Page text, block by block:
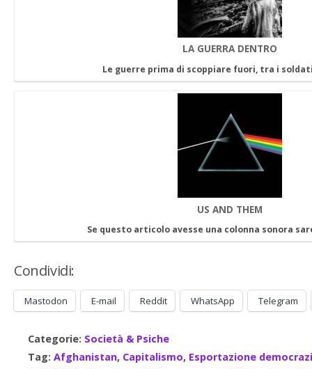
LA GUERRA DENTRO
Le guerre prima di scoppiare fuori, tra i
US AND THEM
Se questo articolo avesse una colonna sonora
Condividi:
Mastodon E-mail Reddit WhatsApp Telegram
Categorie: Società & Psiche
Tag: Afghanistan, Capitalismo, Esportazione